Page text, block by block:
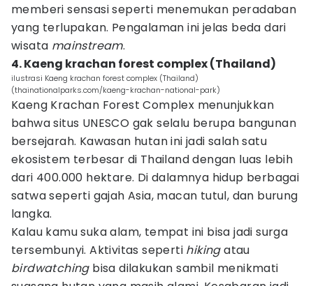
memberi sensasi seperti menemukan peradaban
yang terlupakan. Pengalaman ini jelas beda dari
wisata mainstream.
4. Kaeng krachan forest complex (Thailand)
ilustrasi Kaeng krachan forest complex (Thailand)
(thainationalparks.com/kaeng-krachan-national-park)
Kaeng Krachan Forest Complex menunjukkan
bahwa situs UNESCO gak selalu berupa bangunan
bersejarah. Kawasan hutan ini jadi salah satu
ekosistem terbesar di Thailand dengan luas lebih
dari 400.000 hektare. Di dalamnya hidup berbagai
satwa seperti gajah Asia, macan tutul, dan burung
langka.
Kalau kamu suka alam, tempat ini bisa jadi surga
tersembunyi. Aktivitas seperti hikingatau
birdwatching bisa dilakukan sambil menikmati